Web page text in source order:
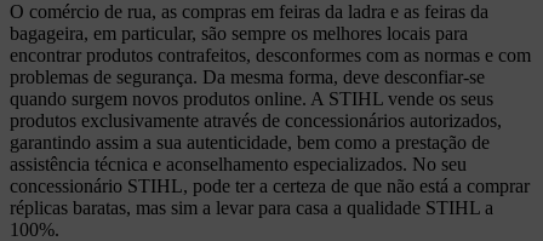
O comércio de rua, as compras em feiras da ladra e as feiras da
bagageira, em particular, são sempre os melhores locais para
encontrar produtos contrafeitos, desconformes com as normas e com
problemas de segurança. Da mesma forma, deve desconfiar-se
quando surgem novos produtos online. A STIHL vende os seus
produtos exclusivamente através de concessionários autorizados,
garantindo assim a sua autenticidade, bem como a prestação de
assistência técnica e aconselhamento especializados. No seu
concessionário STIHL, pode ter a certeza de que não está a comprar
réplicas baratas, mas sim a levar para casa a qualidade STIHL a
100%.